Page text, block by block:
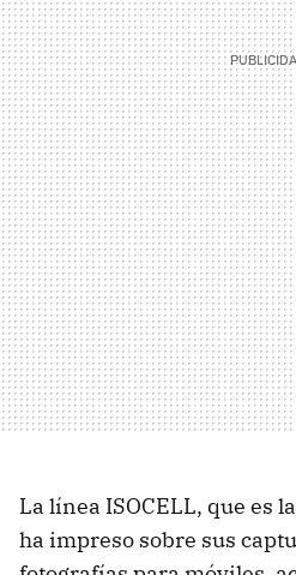
La línea ISOCELL, que es
ha impreso sobre sus